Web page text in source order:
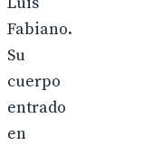
Fabiano.
Su
cuerpo
entrado
en